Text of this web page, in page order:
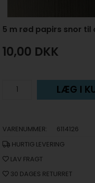
5 m rød papirs snor
10,00 DKK
LÆG I
VARENUMMER:
6114126
HURTIG LEVERING
LAV FRAGT
30 DAGES RETURRET